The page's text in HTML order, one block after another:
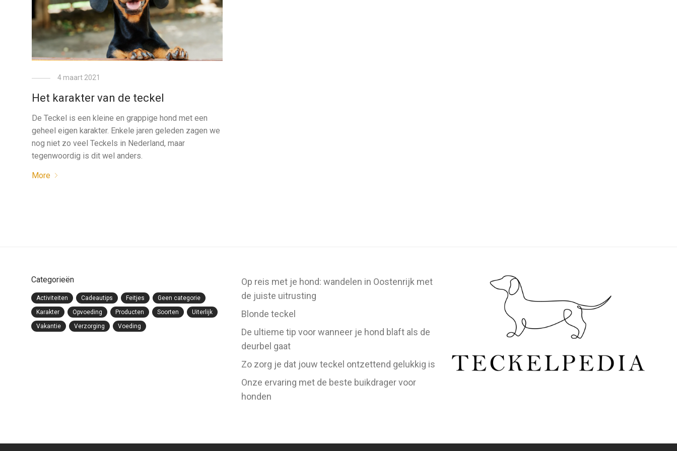
4 maart 2021
Het karakter van de teckel
De Teckel is een kleine en grappige hond met een
geheel eigen karakter. Enkele jaren geleden zagen we
nog niet zo veel Teckels in Nederland, maar
tegenwoordig is dit wel anders.
More
Categorieën
Activiteiten Cadeautips Feitjes
Geen categorie
Karakter
Opvoeding Producten Soorten
Uiterlijk
Vakantie
Verzorging Voeding
Op reis met je hond: wandelen in Oostenrijk met
de juiste uitrusting
Blonde teckel
De ultieme tip voor wanneer je hond blaft als de
deurbel gaat
Zo zorg je dat jouw teckel ontzettend gelukkig is
Onze ervaring met de beste buikdrager voor
honden